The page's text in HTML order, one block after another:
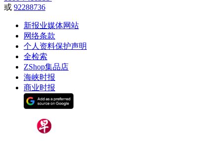
或 92288736
新报业媒体网站
网络条款
个人资料保护声明
全检索
ZShop集品店
海峡时报
商业时报